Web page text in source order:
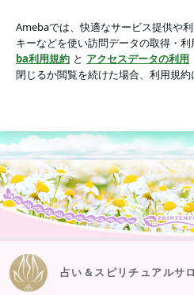
アプリをダウンロードして ブログの
ょう。
占い＆スピリチュアルサ